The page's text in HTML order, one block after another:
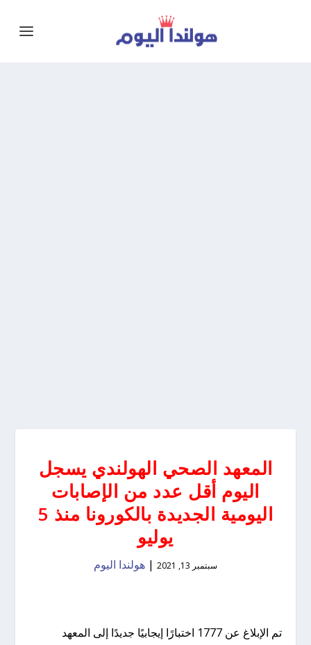
المعهد الصحي الهولندي يسجل
اليوم أقل عدد من الإصابات
اليومية الجديدة بالكورونا منذ 5
يوليو
سبتمبر 13, 2021 | هولندا اليوم
تم الإبلاغ عن 1777 اختبارًا إيجابيًا جديدًا إلى المعهد